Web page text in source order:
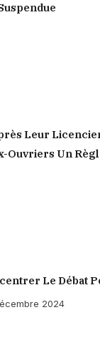
Leur
Ouvriers Un
Le Débat
2024